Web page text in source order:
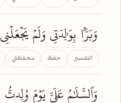
وَبَرَّۢا بِوَٰلِدَتِي وَلَمۡيَجۡعَلۡنِي
التفسير حفظ محفظتي
وَٱلسَّلَٰمُعَلَيَّ يَوۡمَ وُلِدتُّ